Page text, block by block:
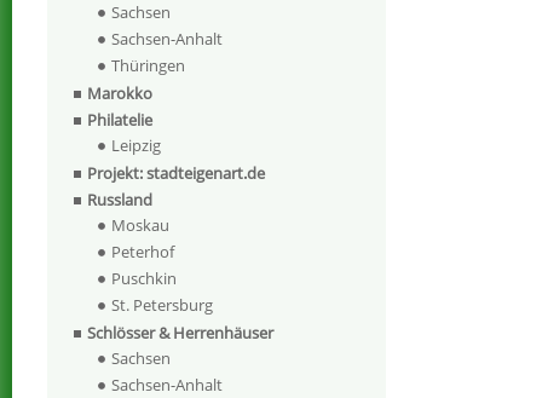
Sachsen
Sachsen-Anhalt
Thüringen
Marokko
Philatelie
Leipzig
Projekt: stadteigenart.de
Russland
Moskau
Peterhof
Puschkin
St. Petersburg
Schlösser & Herrenhäuser
Sachsen
Sachsen-Anhalt